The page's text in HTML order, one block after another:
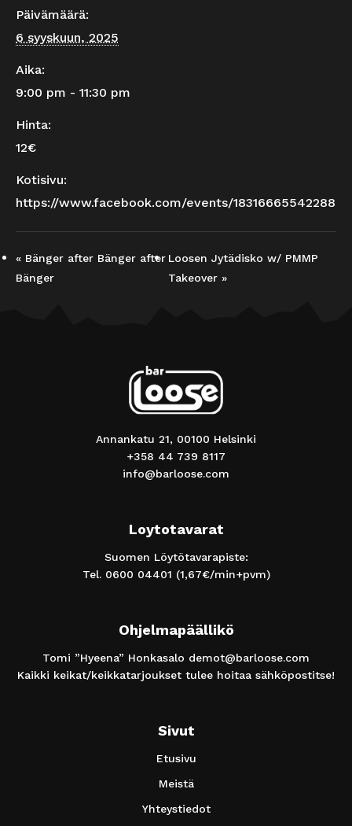
Päivämäärä:
6 syyskuun, 2025
Aika:
9:00 pm - 11:30 pm
Hinta:
12€
Kotisivu:
https://www.facebook.com/events/1831666554228889
« Bänger after Bänger after
Bänger
Loosen Jytädisko w/ PMMP
Takeover »
Annankatu 21, 00100 Helsinki
+358 44 739 8117
info@barloose.com
Loytotavarat
Suomen Löytötavarapiste:
Tel. 0600 04401 (1,67€/min+pvm)
Ohjelmapäällikö
Tomi ”Hyeena” Honkasalo demot@barloose.com
Kaikki keikat/keikkatarjoukset tulee hoitaa sähköpostitse!
Sivut
Etusivu
Meistä
Yhteystiedot